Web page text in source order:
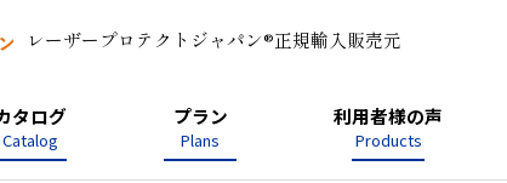
レーザープロテクトジャパン®正規輸入販売元
タログ
Catalog
プラン
Plans
利用者様の声
Products